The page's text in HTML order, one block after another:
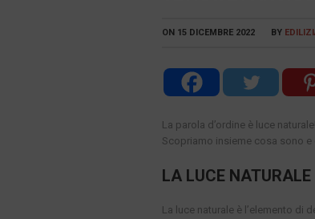
ON 15 DICEMBRE 2022 BY
La parola d’ordine è luce
Scopriamo insieme cosa sono
LA LUCE NATURALE
La luce naturale è l’elemento di